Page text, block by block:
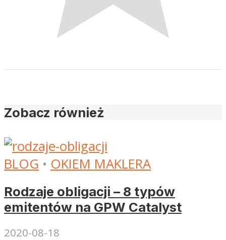
Zobacz również
BLOG • OKIEM MAKLERA
Rodzaje obligacji – 8 typów
emitentów na GPW Catalyst
2020-08-18